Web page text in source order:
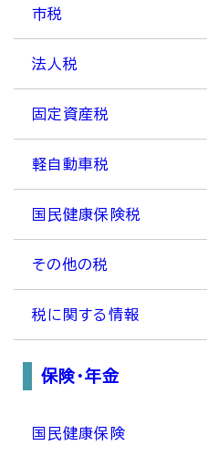
市税
法人税
固定資産税
軽自動車税
国民健康保険税
その他の税
税に関する情報
保険・年金
国民健康保険